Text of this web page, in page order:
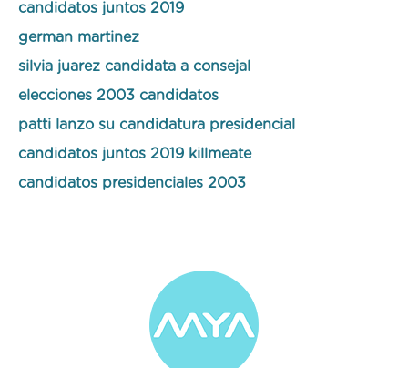
candidatos juntos 2019
german martinez
silvia juarez candidata a consejal
elecciones 2003 candidatos
patti lanzo su candidatura presidencial
candidatos juntos 2019 killmeate
candidatos presidenciales 2003